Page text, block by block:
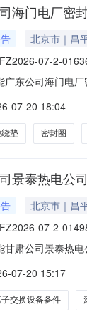
海门电厂密
北京市｜昌
07-2-
广东公司海门电
科技分公司，该
称采购明细数量
07-20 18:04
垫 密封圈
景泰热电公
北京市｜昌
07-2-
甘肃公司景泰热
司景泰热电公司
采购时间计划
07-20 15:17
交换设备备件